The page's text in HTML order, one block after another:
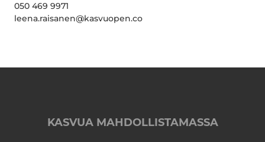
050 469 9971
leena.raisanen@kasvuopen.co
KASVUA MAHDOLLISTAMASSA